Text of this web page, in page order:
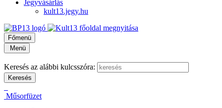
Jegyvásárlás
kult13.jegy.hu
Főmenü
Menü
Keresés az alábbi kulcsszóra:
Műsorfüzet